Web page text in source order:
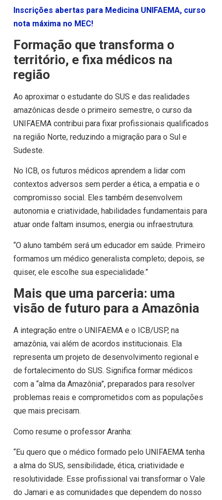
Inscrições abertas para Medicina UNIFAEMA, curso
nota máxima no MEC!
Formação que transforma o
território, e fixa médicos na
região
Ao aproximar o estudante do SUS e das realidades
amazônicas desde o primeiro semestre, o curso da
UNIFAEMA contribui para fixar profissionais qualificados
na região Norte, reduzindo a migração para o Sul e
Sudeste.
No ICB, os futuros médicos aprendem a lidar com
contextos adversos sem perder a ética, a empatia e o
compromisso social. Eles também desenvolvem
autonomia e criatividade, habilidades fundamentais para
atuar onde faltam insumos, energia ou infraestrutura.
“O aluno também será um educador em saúde. Primeiro
formamos um médico generalista completo; depois, se
quiser, ele escolhe sua especialidade.”
Mais que uma parceria: uma
visão de futuro para a Amazônia
A integração entre o UNIFAEMA e o ICB/USP, na
amazônia, vai além de acordos institucionais. Ela
representa um projeto de desenvolvimento regional e
de fortalecimento do SUS. Significa formar médicos
com a “alma da Amazônia”, preparados para resolver
problemas reais e comprometidos com as populações
que mais precisam.
Como resume o professor Aranha:
“Eu quero que o médico formado pelo UNIFAEMA tenha
a alma do SUS, sensibilidade, ética, criatividade e
resolutividade. Esse profissional vai transformar o Vale
do Jamari e as comunidades que dependem do nosso